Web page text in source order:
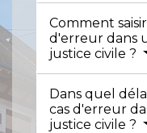
Comment
d'erreur dans
justice civile ?
Dans quel
cas d'erreur
justice civile ?